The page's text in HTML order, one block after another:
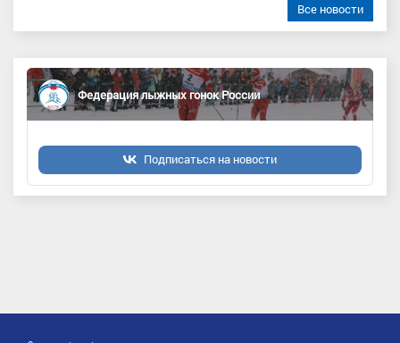
Все новости
Федерация лыжных гонок России
Подписаться на новости